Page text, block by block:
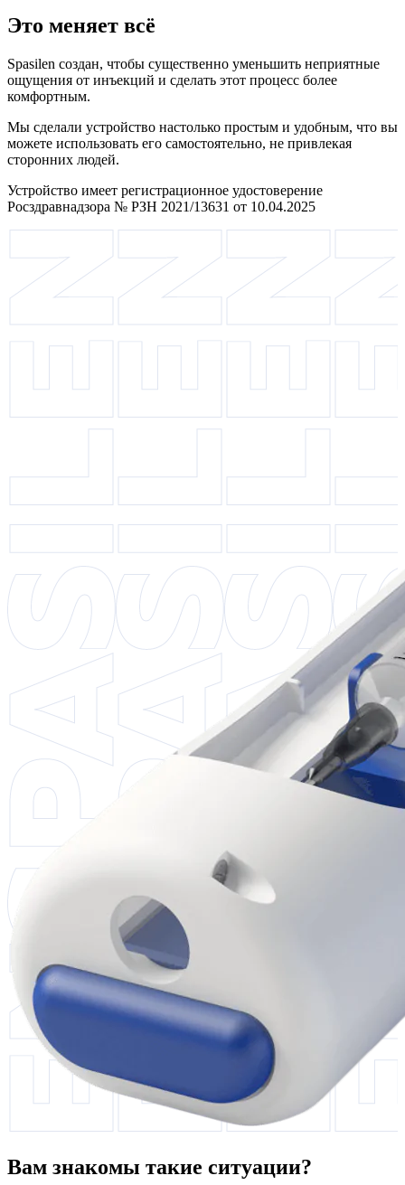
Это меняет всё
Spasilen создан, чтобы существенно уменьшить неприятные
ощущения от инъекций и сделать этот процесс более
комфортным.
Мы сделали устройство настолько простым и удобным, что вы
можете использовать его самостоятельно, не привлекая
сторонних людей.
Устройство имеет регистрационное удостоверение
Росздравнадзора № РЗН 2021/13631 от 10.04.2025
Вам знакомы такие ситуации?